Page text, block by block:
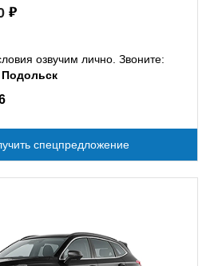
озвучим лично. Звоните:
спецпредложение